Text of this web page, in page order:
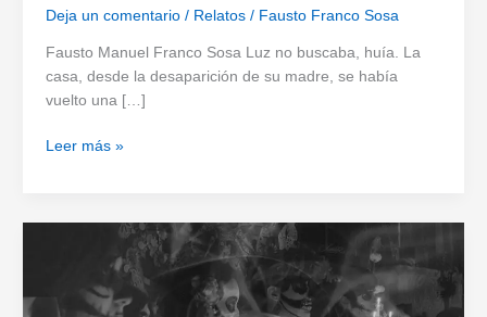
Deja un comentario / Relatos/ Fausto Franco Sosa
Fausto Manuel Franco Sosa Luz no buscaba, huía. La
casa, desde la desaparición de su madre, se había
vuelto una […]
DONDE
Leer más »